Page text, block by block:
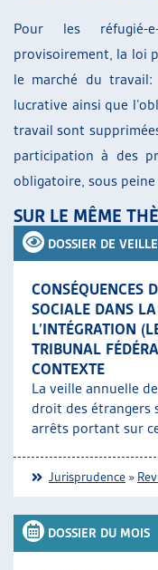
Pour les réfugié-
provisoirement, la loi
le marché du travail:
lucrative ainsi que
travail sont
participation à des
obligatoire, sous
SUR LE MÊME
DOSSIER DE VEILLE
CONSÉQUENCES
SOCIALE DANS
L’INTÉGRATION
TRIBUNAL
CONTEXTE
La veille annuelle
droit des étrangers
arrêts portant sur
Jurisprudence »
DOSSIER DU MOIS